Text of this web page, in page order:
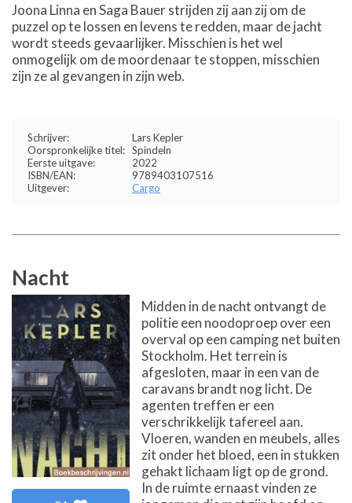
Joona Linna en Saga Bauer strijden zij aan zij om de
puzzel op te lossen en levens te redden, maar de jacht
wordt steeds gevaarlijker. Misschien is het wel
onmogelijk om de moordenaar te stoppen, misschien
zijn ze al gevangen in zijn web.
Schrijver:
Lars Kepler
Oorspronkelijke titel: Spindeln
Eerste uitgave:
2022
ISBN/EAN:
9789403107516
Uitgever:
Cargo
Nacht
Midden in de nacht ontvangt de
politie een noodoproep over een
overval op een camping net buiten
Stockholm. Het terrein is
afgesloten, maar in een van de
caravans brandt nog licht. De
agenten treffen er een
verschrikkelijk tafereel aan.
Vloeren, wanden en meubels, alles
zit onder het bloed, een in stukken
gehakt lichaam ligt op de grond.
In de ruimte ernaast vinden ze